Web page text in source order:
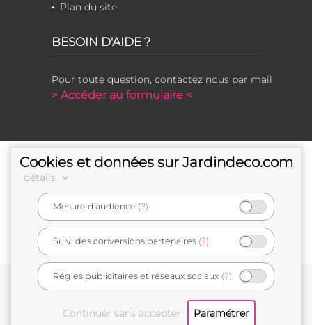
Plan du site
BESOIN D'AIDE ?
Pour toute question, contactez nous par mail
> Accéder au formulaire <
e-commerçant français
Cookies et données sur Jardindeco.com
détails
Mesure d'audience (?)
Suivi des conversions partenaires (?)
Régies publicitaires et réseaux sociaux (?)